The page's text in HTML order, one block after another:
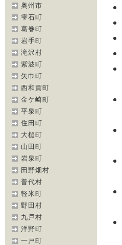
奥州市
雫石町
葛巻町
岩手町
滝沢村
紫波町
矢巾町
西和賀町
金ケ崎町
平泉町
住田町
大槌町
山田町
岩泉町
田野畑村
普代村
軽米町
野田村
九戸村
洋野町
一戸町